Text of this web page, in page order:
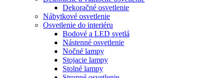
Dekoračné osvetlenie
Nábytkové osvetlenie
Osvetlenie do interiéru
Bodové a LED svetlá
Nástenné osvetlenie
Nočné lampy
Stojacie lampy
Stolné lampy